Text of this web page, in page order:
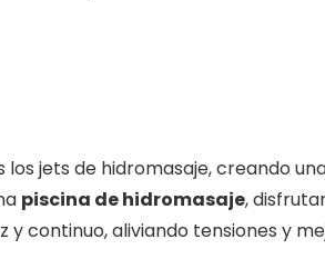
jets de hidromasaje, creando
piscina de hidromasaje,
continuo, aliviando tensiones y